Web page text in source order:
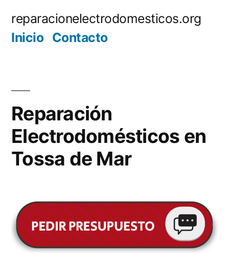
reparacionelectrodomesticos.org
Inicio Contacto
Reparación
Electrodomésticos en
Tossa de Mar